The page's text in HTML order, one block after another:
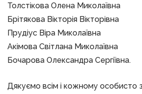
Толстікова Олена Миколаївна
Брітякова Вікторія Вікторівна
Прудіус Віра Миколаївна
Акімова Світлана Миколаївна
Бочарова Олександра Сергіївна.
Дякуємо всім і кожному особисто